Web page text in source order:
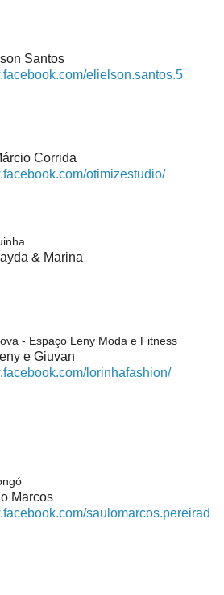
Santos
elielson.santos.5
Corrida
otimizestudio/
& Marina
- Espaço Leny Moda e Fitness
e Giuvan
lorinhafashion/
Marcos
saulomarcos.pereirad